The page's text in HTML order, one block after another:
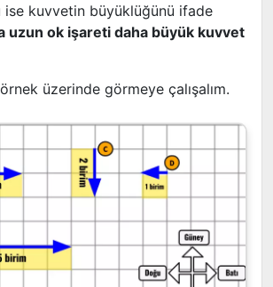
ise kuvvetin büyüklüğünü ifade
uzun ok işareti daha büyük kuvvet
üzerinde görmeye çalışalım.